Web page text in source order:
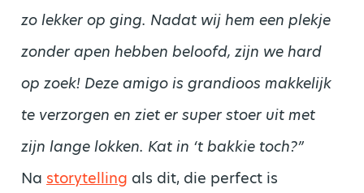
zo lekker op ging. Nadat wij hem een plekje
zonder apen hebben beloofd, zijn we hard
op zoek! Deze amigo is grandioos makkelijk
te verzorgen en ziet er super stoer uit met
zijn lange lokken. Kat in ‘t bakkie toch?”
Na storytelling als dit, die perfect is